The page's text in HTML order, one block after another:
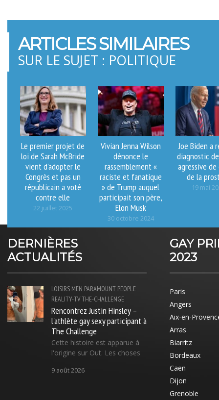
ARTICLES SIMILAIRES
SUR LE SUJET : POLITIQUE
Le premier projet de
loi de Sarah McBride
vient d'adopter le
Congrès et pas un
républicain a voté
contre elle
22 juillet 2025
Vivian Jenna Wilson
dénonce le
rassemblement «
raciste et fanatique
» de Trump auquel
participait son père,
Elon Musk
30 octobre 2024
Joe Biden a
diagnostic
agressive de
de la
19 mai
DERNIÈRES
ACTUALITÉS
LOISIRS MEN PARAMOUNT PEOPLE
REALITY-TVTHE-CHALLENGE
Rencontrez Justin Hinsley –
l'athlète gay sexy participant à
The Challenge
Cette histoire est apparue à
l'origine sur Out. Les choses
9 août 2026
GAY
2023
Paris
Angers
Aix-en-
Arras
Biarritz
Bordeaux
Caen
Dijon
Grenoble